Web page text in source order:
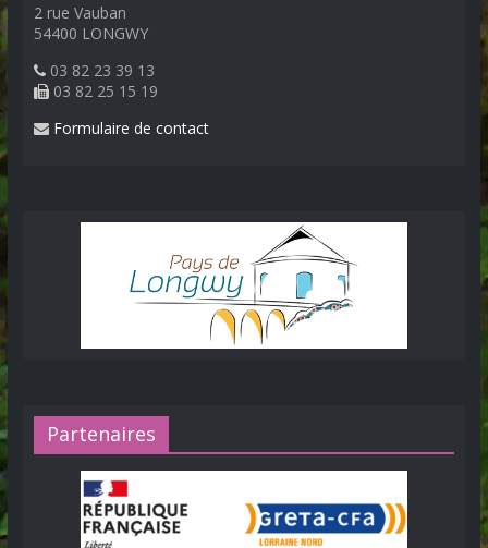
2 rue Vauban
54400 LONGWY
03 82 23 39 13
03 82 25 15 19
Formulaire de contact
Partenaires